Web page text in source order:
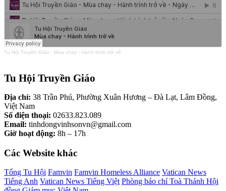
Tu Hội Truyền Giáo · Mùa chay - Hành trình trở về
Tu Hội Truyền Giáo
Địa chỉ: 38 Trần Phú, Phường Xuân Hương – Đà Lạt, Lâm Đồng,
Việt Nam
Số điện thoại: 02633.823.089
Email: tinhdongvinhsonvn@gmail.com
Giờ hoạt động: 8h – 17h
Các Website khác
Tổng Tu Hội Famvin Famvin Homeless Alliance Vatican News
Tiếng Anh Vatican News Tiếng Việt Phòng báo chí Toà Thánh Hội